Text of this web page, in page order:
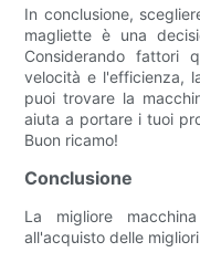
In conclusione,
magliette è una
Considerando fattori
velocità e l'efficienza,
puoi trovare la
aiuta a portare i tuoi
Buon ricamo!
Conclusione
La migliore
all'acquisto delle